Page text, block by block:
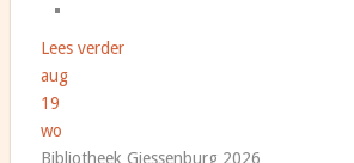
Lees verder
aug
19
wo
Bibliotheek Giessenburg 2026